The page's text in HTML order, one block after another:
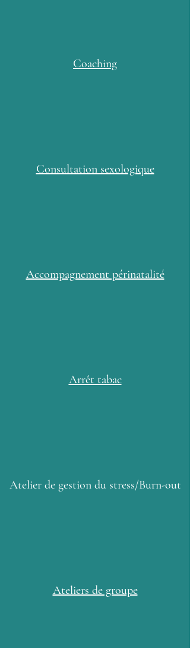
Coaching
Consultation sexologique
Accompagnement périnatalité
Arrêt tabac
Atelier de gestiondu stress/Burn-out
Ateliers de groupe